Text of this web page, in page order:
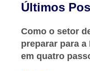
Últimos
Como o setor
preparar para
em quatro